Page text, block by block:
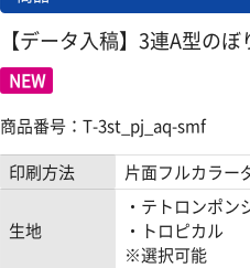
【データ入稿】3連A型のぼ
NEW
商品番号：T-3st_pj_aq-smf
印刷方法
片面フルカラー
生地
・テトロンポン
・トロピカル
※選択可能